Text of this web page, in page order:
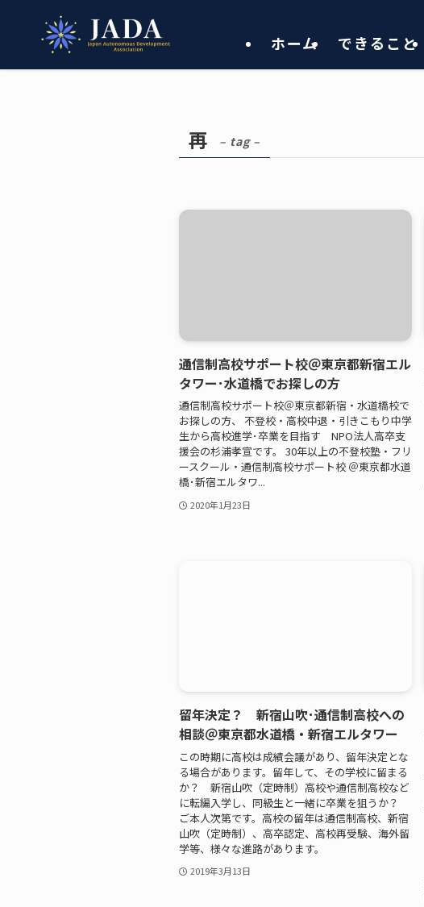
ホーム できること
再 – tag –
通信制高校サポート校＠東京都新宿エル
タワー･水道橋でお探しの方
通信制高校サポート校＠東京都新宿・水道橋校で
お探しの方、 不登校・高校中退・引きこもり中学
生から高校進学･卒業を目指す NPO法人高卒支
援会の杉浦孝宣です。 30年以上の不登校塾・フリ
ースクール・通信制高校サポート校 ＠東京都水道
橋･新宿エルタワ...
2020年1月23日
留年決定？ 新宿山吹･通信制高校への
相談＠東京都水道橋・新宿エルタワー
この時期に高校は成績会議があり、留年決定とな
る場合があります。留年して、その学校に留まる
か？ 新宿山吹（定時制）高校や通信制高校など
に転編入学し、同級生と一緒に卒業を狙うか？
ご本人次第です。高校の留年は通信制高校、新宿
山吹（定時制）、高卒認定、高校再受験、海外留
学等、様々な進路があります。
2019年3月13日